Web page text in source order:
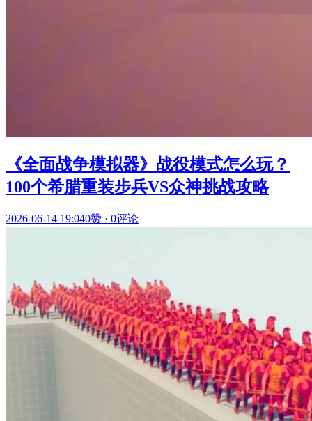
《全面战争模拟器》战役模式怎么玩？
100个希腊重装步兵VS众神挑战攻略
2026-06-14 19:040赞 · 0评论